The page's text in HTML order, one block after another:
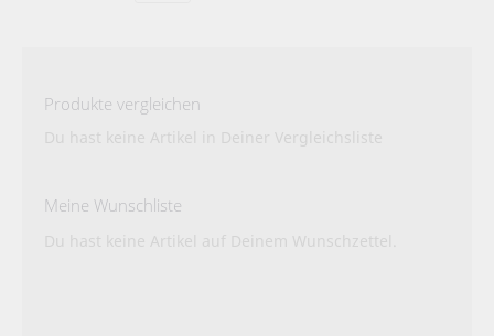
Produkte vergleichen
Meine Wunschliste